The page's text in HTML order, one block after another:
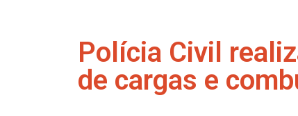
Polícia Civil
de cargas e